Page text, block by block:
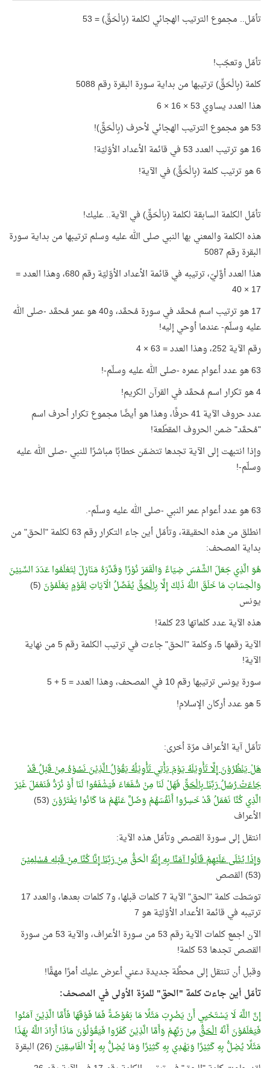
تأمّل.. مجموع الترتيب الهجائي لكلمة (بِالْحَقِّ) = 53
تأمّل وتعجّب!
كلمة (بِالْحَقِّ) ترتيبها من بداية سورة البقرة رقم 5088
هذا العدد يساوي 53 × 16 × 6
53 هو مجموع الترتيب الهجائي لأحرف (بِالْحَقِّ)!
16 هو ترتيب العدد 53 في قائمة الأعداد الأوّليّة!
6 هو ترتيب كلمة (بِالْحَقِّ) في الآية!
تأمّل الكلمة السابقة لكلمة (بِالْحَقِّ) في الآية.. عليك!
هذه الكلمة والمعني بها النبي صلى الله عليه وسلم ترتيبها من بداية سورة
البقرة رقم 5087
هذا العدد أوَّليّ، ترتيبه في قائمة الأعداد الأوّليّة رقم 680، وهذا العدد =
17 × 40
17 هو ترتيب اسم مُحمَّد في سورة مُحمَّد، و40 هو عمر مُحمَّد -صلى الله
عليه وسلّم- عندما أوحي إليه!
رقم الآية 252، وهذا العدد = 63 × 4
63 هو عدد أعوام عمره -صلى الله عليه وسلّم-!
4 هو تكرار اسم مُحمَّد في القرآن الكريم!
عدد حروف الآية 41 حرفًا، وهذا هو أيضًا مجموع تكرار أحرف اسم
"مُحمَّد" ضمن الحروف المقطّعة!
وإذا انتبهت إلى الآية تجدها تتضمّن خطابًا مباشرًا للنبي -صلى الله عليه
وسلّم-!
63 هو عدد أعوام عمر النبي -صلى الله عليه وسلّم-.
انطلق من هذه الحقيقة، وتأمّل أين جاء التكرار رقم 63 لكلمة "الحق" من
بداية المصحف:
هُوَ الَّذِي جَعَلَ الشَّمْسَ ضِيَاءً وَالْقَمَرَ نُوْرًا وَقَدَّرَهُ مَنَازِلَ لِتَعْلَمُوا عَدَدَ السِّنِيْنَ
وَالْحِسَابَ مَا خَلَقَ اللَّهُ ذَلِكَ إِلَّابِالْحَقِّ يُفَصِّلُ الْآيَاتِ لِقَوْمٍ يَعْلَمُوْنَ
(5)
يونس
هذه الآية عدد كلماتها 23 كلمة!
الآية رقمها 5، وكلمة "الحق" جاءت في ترتيب الكلمة رقم 5 من نهاية
الآية!
سورة يونس ترتيبها رقم 10 في المصحف، وهذا العدد = 5 + 5
5 هو عدد أركان الإسلام!
تأمّل آية الأعراف مرّة أخرى:
هَلْ يَنْظُرُوْنَ إِلَّا تَأْوِيْلَهُ يَوْمَ يَأْتِي تَأْوِيْلُهُ يَقُوْلُ الَّذِيْنَ نَسُوْهُ مِنْ قَبْلُ قَدْ
جَاءَتْ رُسُلُ رَبِّنَا بِالْحَقِّ فَهَلْ لَنَا مِنْ شُفَعَاءَ فَيَشْفَعُوا لَنَا أَوْ نُرَدُّ فَنَعْمَلَ غَيْرَ
الَّذِي كُنَّا نَعْمَلُ قَدْ خَسِرُوا أَنْفُسَهُمْ وَضَلَّ عَنْهُمْ مَا كَانُوا يَفْتَرُوْنَ
(53)
الأعراف
انتقل إلى سورة القصص وتأمّل هذه الآية:
وَإِذَا يُتْلَى عَلَيْهِمْ قَالُوا آمَنَّا بِهِ إِنَّهُالْحَقُّمِنْ رَبِّنَا إِنَّا كُنَّا مِنْ قَبْلِهِ مُسْلِمِيْنَ
(53) القصص
توسّطت كلمة "الحق" الآية 7 كلمات قبلها، و7 كلمات بعدها، والعدد 17
ترتيبه في قائمة الأعداد الأوّليّة هو 7
الآن اجمع كلمات الآية رقم 53 من سورة الأعراف، والآية 53 من سورة
القصص تجدها 53 كلمة!
وقبل أن تنتقل إلى محطَّة جديدة دعني أعرض عليك أمرًا مهمًّا!
تأمّل أين جاءت كلمة "الحق" للمرّة الأولى في المصحف:
إِنَّ اللَّهَ لَا يَسْتَحْيِي أَنْ يَضْرِبَ مَثَلًا مَا بَعُوْضَةً فَمَا فَوْقَهَا فَأَمَّا الَّذِيْنَ آمَنُوا
فَيَعْلَمُوْنَ أَنَّهُالْحَقُّ مِنْ رَبِّهِمْ وَأَمَّا الَّذِيْنَ كَفَرُوا فَيَقُوْلُوْنَ مَاذَا أَرَادَ اللَّهُ بِهَذَا
مَثَلًا يُضِلُّ بِهِ كَثِيْرًا وَيَهْدِي بِهِ كَثِيْرًا وَمَا يُضِلُّ بِهِ إِلَّا الْفَاسِقِيْنَ (26) البقرة